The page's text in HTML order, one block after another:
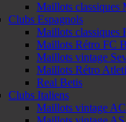
Maillots classiques
Clubs Espagnols
Maillots classiques
Maillots Rétro FC
Maillots vintage
Maillots Rétro
Real Betis
Clubs Italiens
Maillots vintage